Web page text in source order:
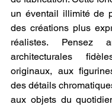
un éventail illimité de
des créations plus
réalistes. Pensez
architecturales
originaux, aux
des détails
aux objets du